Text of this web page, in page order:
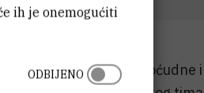
mijeloma (MM), zloćudne i
ih je onemogućiti
ODBIJENO